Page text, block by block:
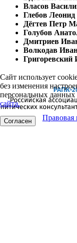
Власов
Глебов
Дёгтев Петр
Голубов
Дмитриев
Волкодав
Сайт использует
без изменения
персональных данных
сайта.
Согласен